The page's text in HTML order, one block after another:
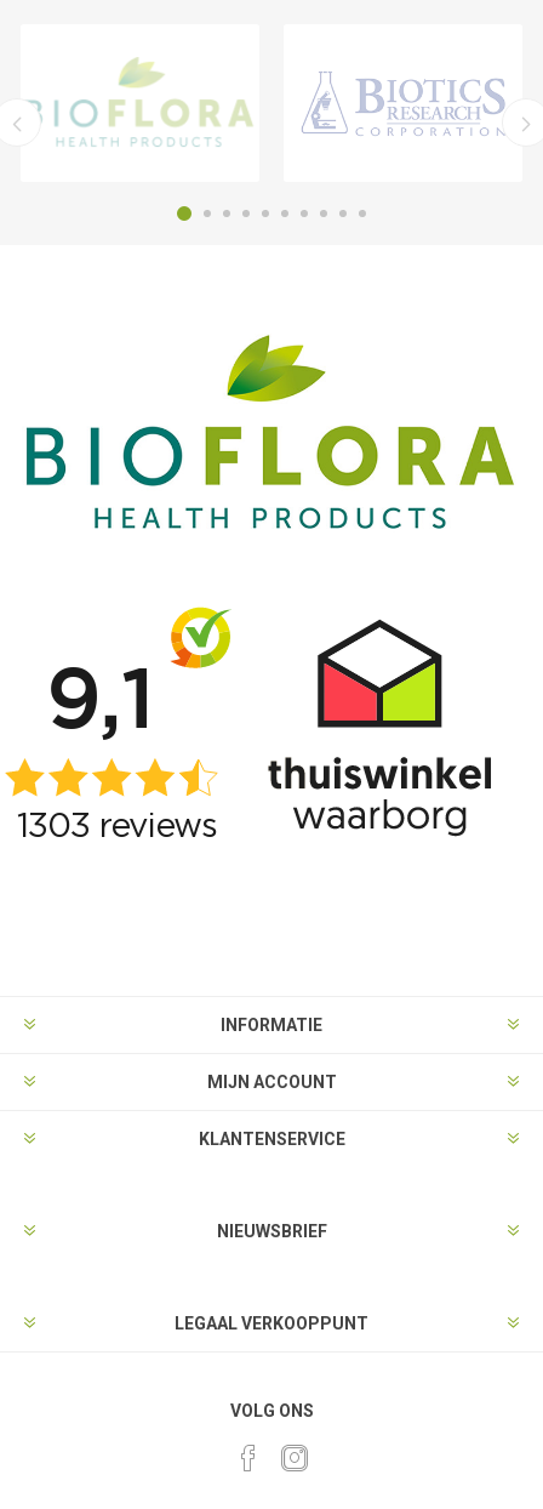
INFORMATIE
MIJN ACCOUNT
KLANTENSERVICE
NIEUWSBRIEF
LEGAAL VERKOOPPUNT
VOLG ONS